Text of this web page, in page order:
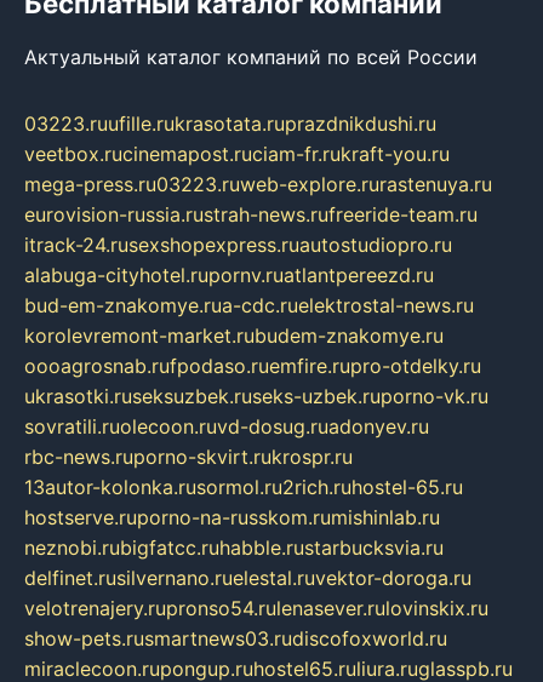
Актуальный каталог компаний по всей России
03223.ruufille.rukrasotata.ruprazdnikdushi.ru
veetbox.rucinemapost.ruciam-fr.rukraft-you.ru
mega-press.ru03223.ruweb-explore.rurastenuya.ru
eurovision-russia.rustrah-news.rufreeride-team.ru
itrack-24.rusexshopexpress.ruautostudiopro.ru
alabuga-cityhotel.rupornv.ruatlantpereezd.ru
bud-em-znakomye.rua-cdc.ruelektrostal-news.ru
korolevremont-market.rubudem-znakomye.ru
oooagrosnab.rufpodaso.ruemfire.rupro-otdelky.ru
ukrasotki.ruseksuzbek.ruseks-uzbek.ruporno-vk.ru
sovratili.ruolecoon.ruvd-dosug.ruadonyev.ru
rbc-news.ruporno-skvirt.rukrospr.ru
13autor-kolonka.rusormol.ru2rich.ruhostel-65.ru
hostserve.ruporno-na-russkom.rumishinlab.ru
neznobi.rubigfatcc.ruhabble.rustarbucksvia.ru
delfinet.rusilvernano.ruelestal.ruvektor-doroga.ru
velotrenajery.rupronso54.rulenasever.rulovinskix.ru
show-pets.rusmartnews03.rudiscofoxworld.ru
miraclecoon.rupongup.ruhostel65.ruliura.ruglasspb.ru